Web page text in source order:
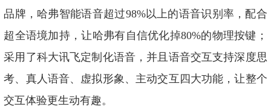
品牌，哈弗智能语音超过98%以上的语音识别率，配合
超全语境加持，让哈弗有自信优化掉80%的物理按键；
采用了科大讯飞定制化语音，并且语音交互支持深度思
考、真人语音、虚拟形象、主动交互四大功能，让整个
交互体验更生动有趣。